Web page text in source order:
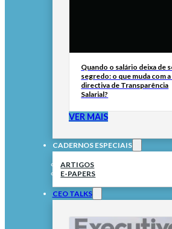
Quando o salário deixa de
segredo: o que muda com
directiva de Transparência
Salarial?
VER MAIS
CADERNOS ESPECIAIS
ARTIGOS
E-PAPERS
CEO TALKS